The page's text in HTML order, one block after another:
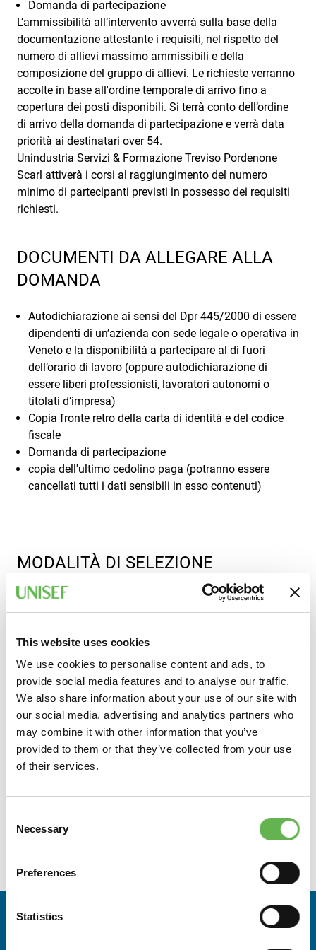
This website uses cookies
We use cookies to personalise content and ads, to
provide social media features and to analyse our traffic.
We also share information about your use of our site with
our social media, advertising and analytics partners who
may combine it with other information that you’ve
provided to them or that they’ve collected from your use
of their services.
Selection
Necessary
Preferences
Statistics
Domanda di partecipazione
L’ammissibilità all’intervento avverrà sulla base della
documentazione attestante i requisiti, nel rispetto del
numero di allievi massimo ammissibili e della
composizione del gruppo di allievi. Le richieste verranno
accolte in base all'ordine temporale di arrivo fino a
copertura dei posti disponibili. Si terrà conto dell’ordine
di arrivo della domanda di partecipazione e verrà data
priorità ai destinatari over 54.
Unindustria Servizi & Formazione Treviso Pordenone
Scarl attiverà i corsi al raggiungimento del numero
minimo di partecipanti previsti in possesso dei requisiti
richiesti.
DOCUMENTI DA ALLEGARE ALLA
DOMANDA
Autodichiarazione ai sensi del Dpr 445/2000 di essere
dipendenti di un’azienda con sede legale o operativa in
Veneto e la disponibilità a partecipare al di fuori
dell’orario di lavoro (oppure autodichiarazione di
essere liberi professionisti, lavoratori autonomi o
titolati d’impresa)
Copia fronte retro della carta di identità e del codice
fiscale
Domanda di partecipazione
copia dell'ultimo cedolino paga (potranno essere
cancellati tutti i dati sensibili in esso contenuti)
MODALITÀ DI SELEZIONE
L’ammissibilità all’intervento avverrà sulla base della
documentazione attestante i requisiti, nel rispetto del
composizione del gruppo di allievi. Le richieste verranno
accolte in base all'ordine temporale di arrivo fino a
copertura dei posti disponibili. Si terrà conto dell’ordine
di arrivo della domanda di partecipazione e verrà data
priorità ai destinatari over 54
MODALITÀ DI PARTECIPAZIONE
È obbligatoria la frequenza di almeno il 70% del monte